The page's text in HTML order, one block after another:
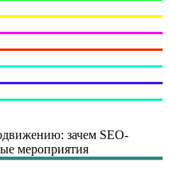
зачем SEO-
мероприятия